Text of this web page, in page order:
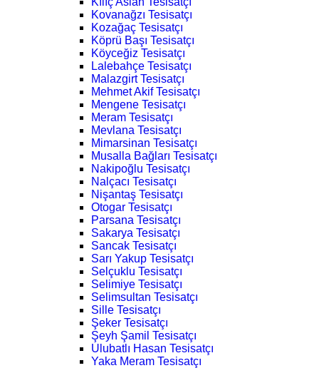
Kovanağzı Tesisatçı
Kozağaç Tesisatçı
Köprü Başı Tesisatçı
Köyceğiz Tesisatçı
Lalebahçe Tesisatçı
Malazgirt Tesisatçı
Mehmet Akif Tesisatçı
Mengene Tesisatçı
Meram Tesisatçı
Mevlana Tesisatçı
Mimarsinan Tesisatçı
Musalla Bağları Tesisatçı
Nakipoğlu Tesisatçı
Nalçacı Tesisatçı
Nişantaş Tesisatçı
Otogar Tesisatçı
Parsana Tesisatçı
Sakarya Tesisatçı
Sancak Tesisatçı
Sarı Yakup Tesisatçı
Selçuklu Tesisatçı
Selimiye Tesisatçı
Selimsultan Tesisatçı
Sille Tesisatçı
Şeker Tesisatçı
Şeyh Şamil Tesisatçı
Ulubatlı Hasan Tesisatçı
Yaka Meram Tesisatçı